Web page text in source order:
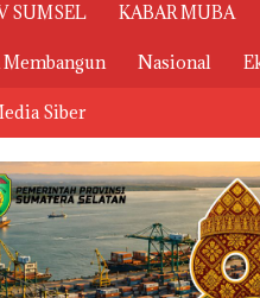
SUMSEL KABAR MUBA
Membangun Nasional
Siber